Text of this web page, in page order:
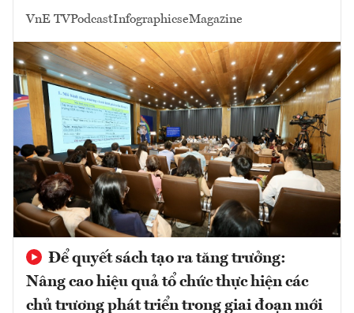
VnE TVPodcastInfographicseMagazine
Để quyết sách tạo ra tăng trưởng:
Nâng cao hiệu quả tổ chức thực hiện các
chủ trương phát triển trong giai đoạn mới